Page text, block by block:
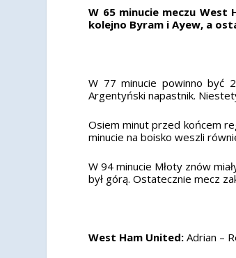
W 65 minucie meczu West
kolejno Byram i Ayew, a
W 77 minucie powinno być
Argentyński napastnik.
Osiem minut przed końcem
minucie na boisko weszli
W 94 minucie Młoty znów
był górą. Ostatecznie mecz
West Ham United: Adrian –